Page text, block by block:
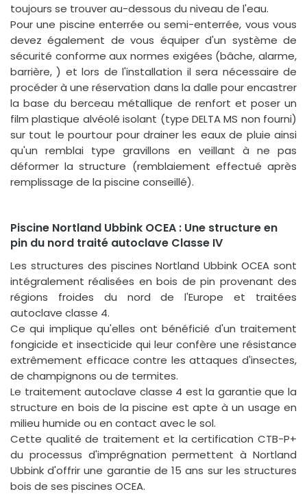
toujours se trouver au-dessous du niveau de l'eau.
Pour une piscine enterrée ou semi-enterrée, vous vous
devez également de vous équiper d'un système de
sécurité conforme aux normes exigées (bâche, alarme,
barrière, ) et lors de l'installation il sera nécessaire de
procéder à une réservation dans la dalle pour encastrer
la base du berceau métallique de renfort et poser un
film plastique alvéolé isolant (type DELTA MS non fourni)
sur tout le pourtour pour drainer les eaux de pluie ainsi
qu'un remblai type gravillons en veillant à ne pas
déformer la structure (remblaiement effectué après
remplissage de la piscine conseillé).
Piscine Nortland Ubbink OCEA : Une structure en
pin du nord traité autoclave Classe IV
Les structures des piscines Nortland Ubbink OCEA sont
intégralement réalisées en bois de pin provenant des
régions froides du nord de l'Europe et traitées
autoclave classe 4.
Ce qui implique qu'elles ont bénéficié d'un traitement
fongicide et insecticide qui leur confère une résistance
extrêmement efficace contre les attaques d'insectes,
de champignons ou de termites.
Le traitement autoclave classe 4 est la garantie que la
structure en bois de la piscine est apte à un usage en
milieu humide ou en contact avec le sol.
Cette qualité de traitement et la certification CTB-P+
du processus d'imprégnation permettent à Nortland
Ubbink d'offrir une garantie de 15 ans sur les structures
bois de ses piscines OCEA.